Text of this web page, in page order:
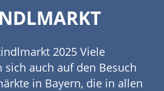
2025 Viele
sich auch auf den Besuch
in Bayern, die in allen